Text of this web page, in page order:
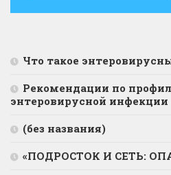
Что такое
Рекомендации по
энтеровирусной инфекции
(без названия)
«ПОДРОСТОК И СЕТЬ: